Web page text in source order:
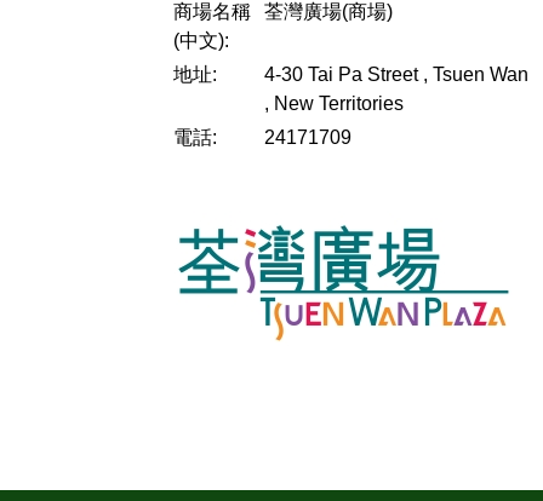
商場名稱
(中文):
荃灣廣場(商場)
地址:
4-30 Tai Pa Street , Tsuen Wan
, New Territories
電話:
24171709